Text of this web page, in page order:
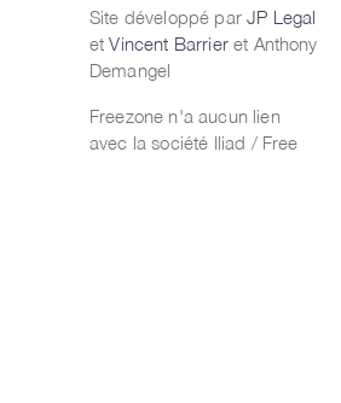
Site développé parJP Legal
etVincent Barrieret Anthony
Demangel
Freezone n'a aucun lien
avec la société Iliad / Free